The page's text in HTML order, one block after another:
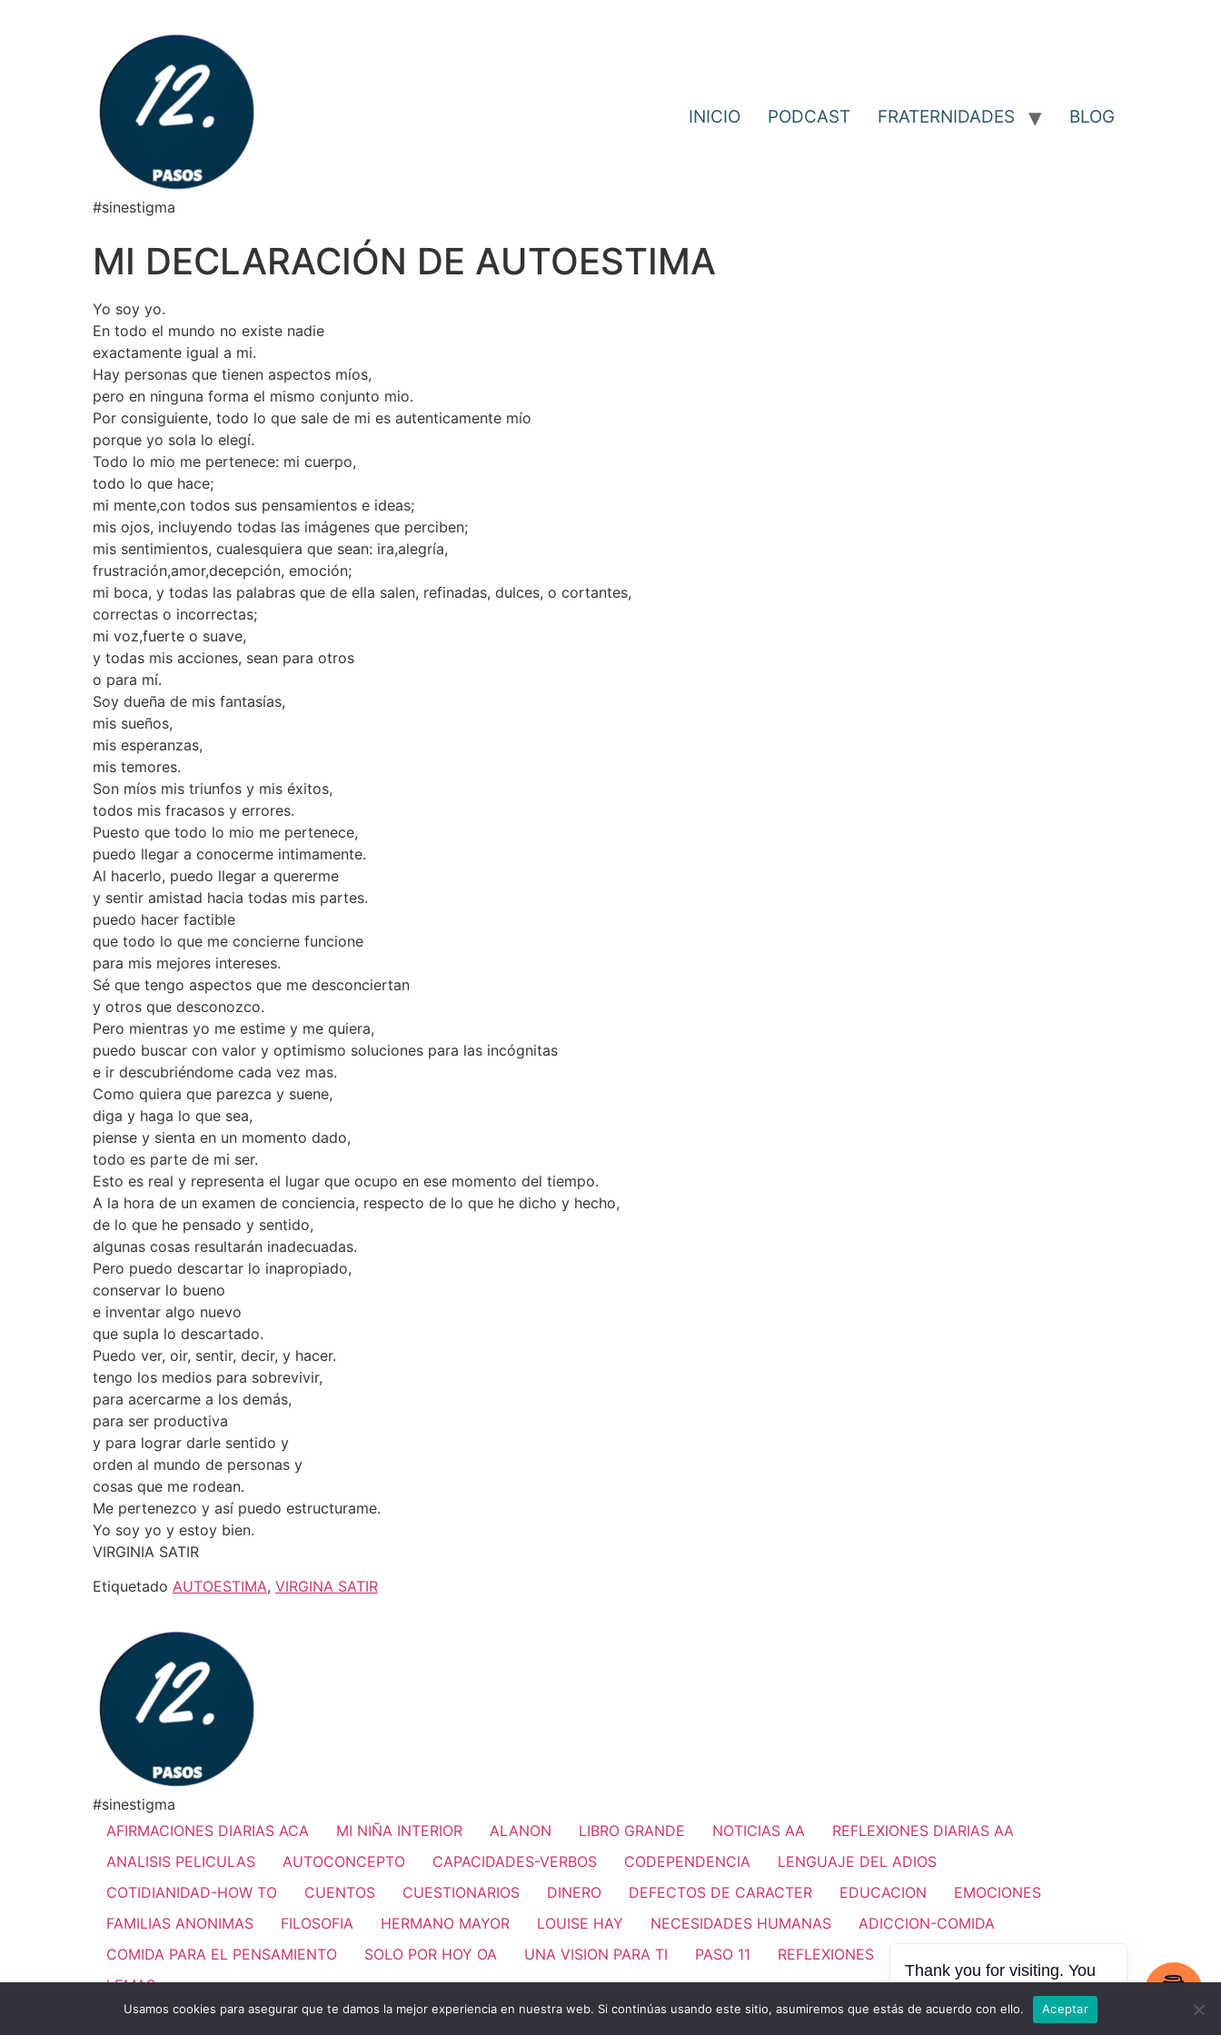
#sinestigma
INICIO PODCAST FRATERNIDADES BLOG
MI DECLARACIÓN DE AUTOESTIMA
Yo soy yo.
En todo el mundo no existe nadie
exactamente igual a mi.
Hay personas que tienen aspectos míos,
pero en ninguna forma el mismo conjunto mio.
Por consiguiente, todo lo que sale de mi es autenticamente mío
porque yo sola lo elegí.
Todo lo mio me pertenece: mi cuerpo,
todo lo que hace;
mi mente,con todos sus pensamientos e ideas;
mis ojos, incluyendo todas las imágenes que perciben;
mis sentimientos, cualesquiera que sean: ira,alegría,
frustración,amor,decepción, emoción;
mi boca, y todas las palabras que de ella salen, refinadas, dulces, o cortantes,
correctas o incorrectas;
mi voz,fuerte o suave,
y todas mis acciones, sean para otros
o para mí.
Soy dueña de mis fantasías,
mis sueños,
mis esperanzas,
mis temores.
Son míos mis triunfos y mis éxitos,
todos mis fracasos y errores.
Puesto que todo lo mio me pertenece,
puedo llegar a conocerme intimamente.
Al hacerlo, puedo llegar a quererme
y sentir amistad hacia todas mis partes.
puedo hacer factible
que todo lo que me concierne funcione
para mis mejores intereses.
Sé que tengo aspectos que me desconciertan
y otros que desconozco.
Pero mientras yo me estime y me quiera,
puedo buscar con valor y optimismo soluciones para las incógnitas
e ir descubriéndome cada vez mas.
Como quiera que parezca y suene,
diga y haga lo que sea,
piense y sienta en un momento dado,
todo es parte de mi ser.
Esto es real y representa el lugar que ocupo en ese momento del tiempo.
A la hora de un examen de conciencia, respecto de lo que he dicho y hecho,
de lo que he pensado y sentido,
algunas cosas resultarán inadecuadas.
Pero puedo descartar lo inapropiado,
conservar lo bueno
e inventar algo nuevo
que supla lo descartado.
Puedo ver, oir, sentir, decir, y hacer.
tengo los medios para sobrevivir,
para acercarme a los demás,
para ser productiva
y para lograr darle sentido y
orden al mundo de personas y
cosas que me rodean.
Me pertenezco y así puedo estructurame.
Yo soy yo y estoy bien.
VIRGINIA SATIR
Etiquetado AUTOESTIMA, VIRGINA SATIR
#sinestigma
AFIRMACIONES DIARIAS ACA
MI NIÑA INTERIOR ALANON LIBRO GRANDE NOTICIAS AA
REFLEXIONES DIARIAS AA
ANALISIS PELICULAS
AUTOCONCEPTO CAPACIDADES-VERBOS CODEPENDENCIA
LENGUAJE DEL ADIOS
COTIDIANIDAD-HOW TO
CUENTOS CUESTIONARIOS DINERO DEFECTOS DE CARACTER EDUCACION
EMOCIONES
FAMILIAS ANONIMAS
FILOSOFIA HERMANO MAYOR LOUISE HAY NECESIDADES HUMANAS
ADICCION-COMIDA
COMIDA PARA EL PENSAMIENTO
SOLO POR HOY OA UNA VISION PARA TI PASO 11 REFLEXIONES
LEMAS
Todos los derechos reservados
Usamos cookies para asegurar que te damos la mejor experiencia en nuestra web. Si continúas usando este sitio, asumiremos que estás de acuerdo con ello. Aceptar
Thank you for visiting. You
can now buy me a coffee!